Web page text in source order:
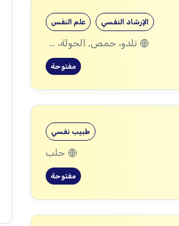
علم النفس الإرشاد النفسي
تلدو، حمص, الحولة، حمص
مفتوحة
طبيب نفسي
حلب
مفتوحة